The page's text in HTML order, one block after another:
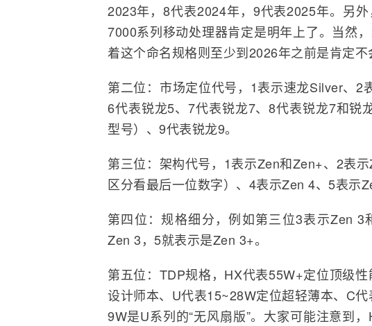
2023年，8代表2024年，9代表2025年。另
7000系列移动处理器肯定是明年上了。当然
着这个命名规格则至少到2026年之前是肯定不
第二位：市场定位代号，1表示速龙Silver、2
6代表锐龙5、7代表锐龙7、8代表锐龙7和锐
型号）、9代表锐龙9。
第三位：架构代号，1表示Zen和Zen+、2表
区分看最后一位数字）、4表示Zen 4、5表示
第四位：规格细分，例如第三位3表示Zen
Zen 3，5就表示是Zen 3+。
第五位：TDP规格，HX代表55W+定位顶级
设计师本、U代表15~28W定位超轻薄本、C
9W是U系列的“无风扇版”。大家可能注意到